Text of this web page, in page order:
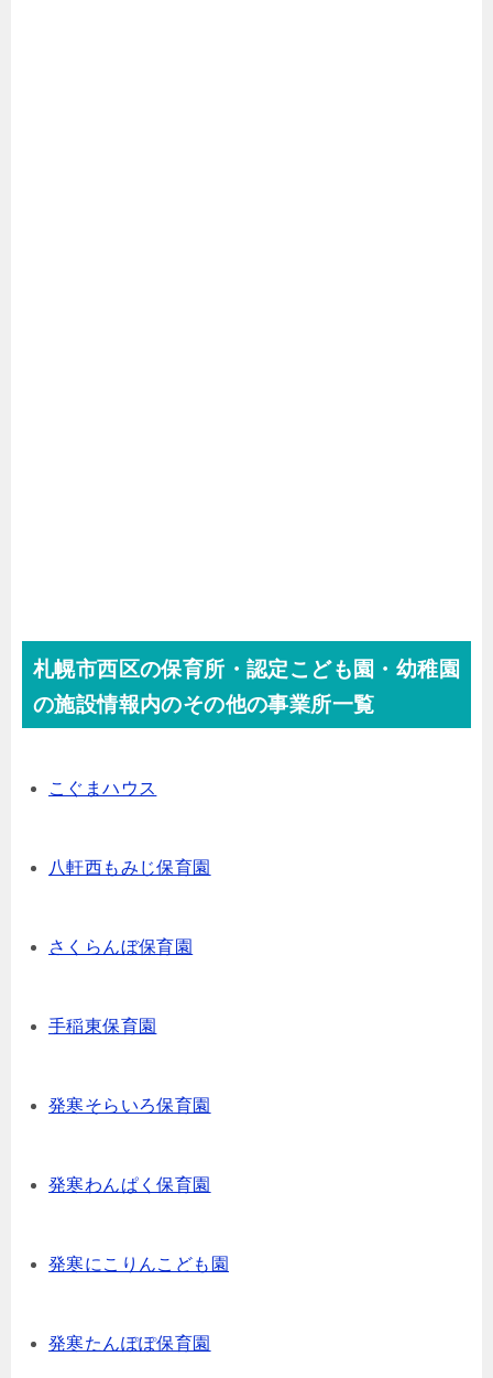
札幌市西区の保育所・認定こども園・幼稚園
の施設情報内のその他の事業所一覧
こぐまハウス
八軒西もみじ保育園
さくらんぼ保育園
手稲東保育園
発寒そらいろ保育園
発寒わんぱく保育園
発寒にこりんこども園
発寒たんぽぽ保育園